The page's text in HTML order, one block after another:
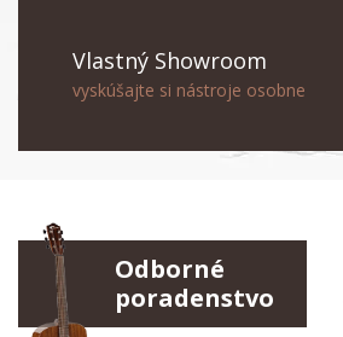
Vlastný Showroom
vyskúšajte si nástroje osobne
Odborné
poradenstvo